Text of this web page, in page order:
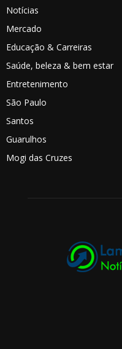
Notícias
Mercado
Educação & Carreiras
Saúde, beleza & bem estar
Entretenimento
São Paulo
Santos
Guarulhos
Mogi das Cruzes